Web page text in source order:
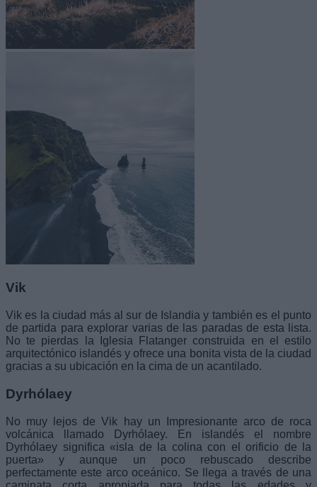
Vik
Vik es la ciudad más al sur de Islandia y también es el punto
de partida para explorar varias de las paradas de esta lista.
No te pierdas la Iglesia Flatanger construida en el estilo
arquitectónico islandés y ofrece una bonita vista de la ciudad
gracias a su ubicación en la cima de un acantilado.
Dyrhólaey
No muy lejos de Vik hay un Impresionante arco de roca
volcánica llamado Dyrhólaey. En islandés el nombre
Dyrhólaey significa «isla de la colina con el orificio de la
puerta» y aunque un poco rebuscado describe
perfectamente este arco oceánico. Se llega a través de una